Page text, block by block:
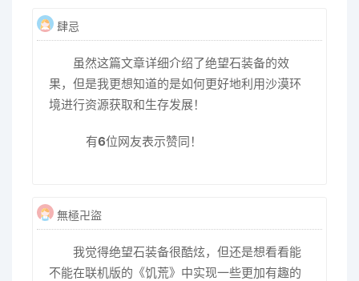
肆忌
虽然这篇文章详细介绍了绝望石装备的效
果，但是我更想知道的是如何更好地利用沙漠环
境进行资源获取和生存发展！
有6位网友表示赞同！
無極卍盜
我觉得绝望石装备很酷炫，但还是想看看能
不能在联机版的《饥荒》中实现一些更加有趣的